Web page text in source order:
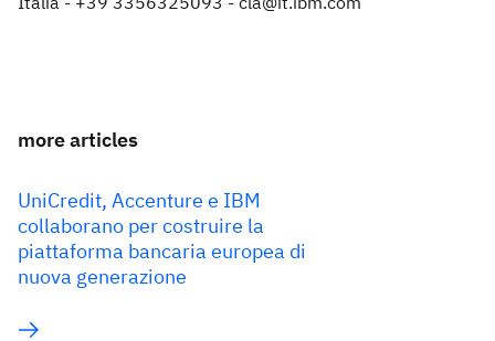
more articles
UniCredit, Accenture e IBM
collaborano per costruire la
piattaforma bancaria europea di
nuova generazione